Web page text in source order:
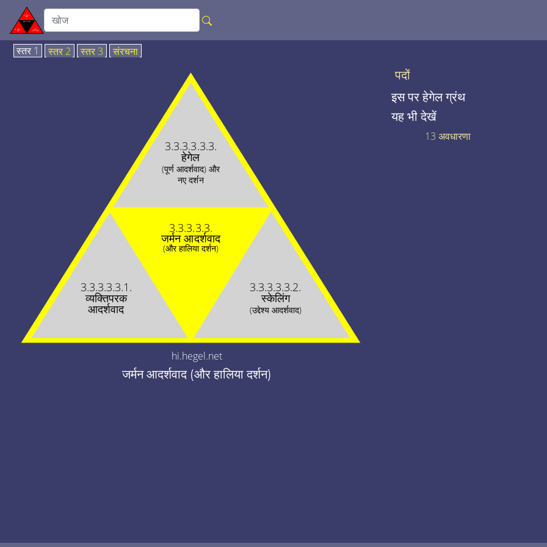
स्तर 1 स्तर 2 स्तर 3 संरचना
3.3.3.3.3.
जर्मन आदर्शवाद
(और हालिया दर्शन)
3.3.3.3.3.1.
व्यक्तिपरक
आदर्शवाद
3.3.3.3.3.2.
स्केलिंग
(उद्देश्य आदर्शवाद)
3.3.3.3.3.3.
हेगेल
(पूर्ण आदर्शवाद) और
नए दर्शन
hi.hegel.net
जर्मन आदर्शवाद (और हालिया दर्शन)
पदों
इस पर हेगेल ग्रंथ
यह भी देखें
13 अवधारणा